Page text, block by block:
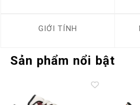
GIỚI TÍNH
Sản phẩm nổi bật